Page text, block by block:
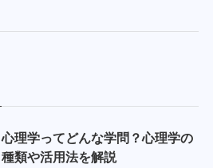
心理学ってどんな学問？心理学の
種類や活用法を解説